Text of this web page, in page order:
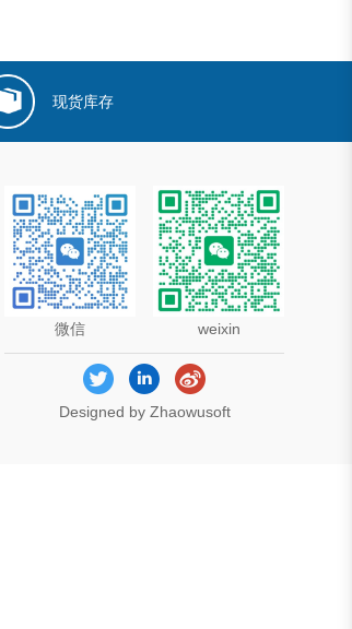
现货库存
weixin
微信
Designed by Zhaowusoft